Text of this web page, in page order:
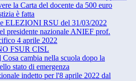
la Carta del docente da 500 euro
è fatta
ELEZIONI RSU del 31/03/2022
presidente nazionale ANIEF prof.
4 aprile 2022
FSUR CISL
cambia nella scuola dopo la
stato di emergenza
indetto per l'8 aprile 2022 dal